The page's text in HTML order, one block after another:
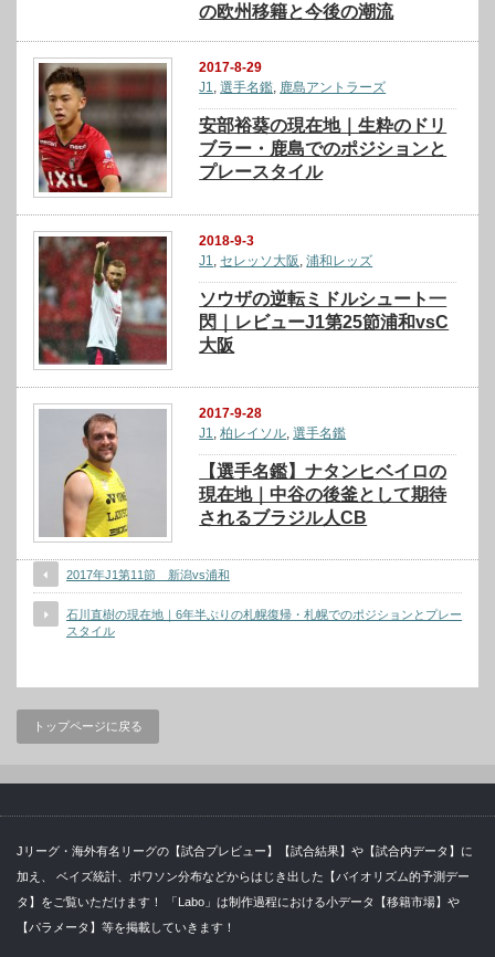
の欧州移籍と今後の潮流
2017-8-29
J1,選手名鑑, 鹿島アントラーズ
安部裕葵の現在地｜生粋のドリ
ブラー・鹿島でのポジションと
プレースタイル
2018-9-3
J1
セレッソ大阪 ,浦和レッズ
ソウザの逆転ミドルシュート一
閃｜レビューJ1第25節浦和vsC
大阪
2017-9-28
J1,柏レイソル,選手名鑑
【選手名鑑】ナタンヒベイロの
現在地｜中谷の後釜として期待
されるブラジル人CB
2017年J1第11節 新潟vs浦和
石川直樹の現在地｜6年半ぶりの札幌復帰・札幌でのポジションとプレー
スタイル
トップページに戻る
Jリーグ・海外有名リーグの【試合プレビュー】【試合結果】や【試合内データ】に
加え、 ベイズ統計、ポワソン分布などからはじき出した【バイオリズム的予測デー
タ】をご覧いただけます！ 「Labo」は制作過程における小データ【移籍市場】や
【パラメータ】等を掲載していきます！